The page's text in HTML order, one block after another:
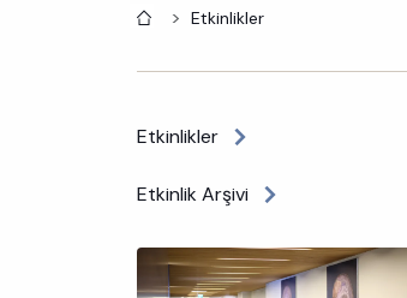
AnasayfaEtkinlikler
Etkinlikler
Etkinlik Arşivi